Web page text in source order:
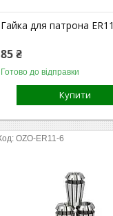
Гайка для патрона ER11
85 ₴
Готово до відправки
Купити
OZO-ER11-6